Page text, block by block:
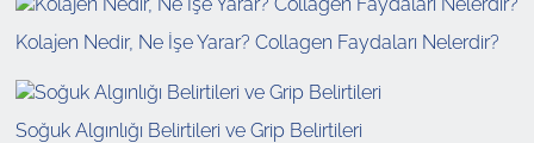
Kolajen Nedir, Ne İşe Yarar? Collagen Faydaları Nelerdir?
Soğuk Algınlığı Belirtileri ve Grip Belirtileri